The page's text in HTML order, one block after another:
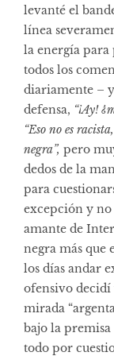
levanté el
línea
la energía para
todos los
diariamente –
defensa, “¡Ay!
“Eso no es
negra”, pero
dedos de la
para
excepción y
amante de
negra más que
los días andar
ofensivo decidí
mirada
bajo la premisa
todo por